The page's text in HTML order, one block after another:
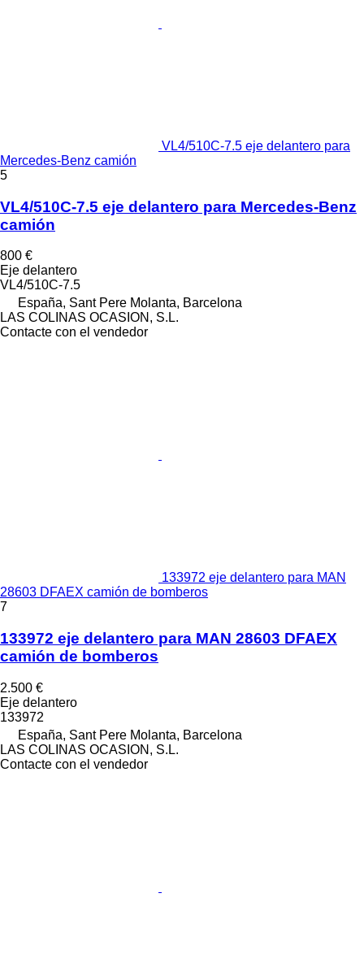
VL4/510C-7.5 eje delantero para
Mercedes-Benz camión
5
VL4/510C-7.5 eje delantero para Mercedes-Benz
camión
800 €
Eje delantero
VL4/510C-7.5
España, Sant Pere Molanta, Barcelona
LAS COLINAS OCASION, S.L.
Contacte con el vendedor
133972 eje delantero para MAN
28603 DFAEX camión de bomberos
7
133972 eje delantero para MAN 28603 DFAEX
camión de bomberos
2.500 €
Eje delantero
133972
España, Sant Pere Molanta, Barcelona
LAS COLINAS OCASION, S.L.
Contacte con el vendedor